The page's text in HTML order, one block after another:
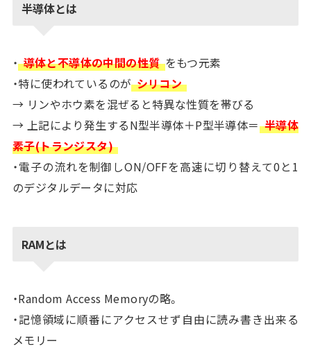
半導体とは
・ 導体と不導体の中間の性質 をもつ元素
・特に使われているのが シリコン
→ リンやホウ素を混ぜると特異な性質を帯びる
→ 上記により発生するN型半導体＋P型半導体＝ 半導体
素子(トランジスタ)
・電子の流れを制御しON/OFFを高速に切り替えて0と1
のデジタルデータに対応
RAMとは
・Random Access Memoryの略。
・記憶領域に順番にアクセスせず自由に読み書き出来る
メモリー